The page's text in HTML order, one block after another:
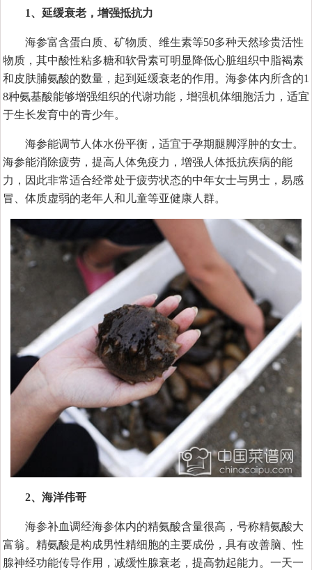
1、延缓衰老，增强抵抗力
海参富含蛋白质、矿物质、维生素等50多种天然珍贵活性
物质，其中酸性粘多糖和软骨素可明显降低心脏组织中脂褐素
和皮肤脯氨酸的数量，起到延缓衰老的作用。海参体内所含的1
8种氨基酸能够增强组织的代谢功能，增强机体细胞活力，适宜
于生长发育中的青少年。
海参能调节人体水份平衡，适宜于孕期腿脚浮肿的女士。
海参能消除疲劳，提高人体免疫力，增强人体抵抗疾病的能
力，因此非常适合经常处于疲劳状态的中年女士与男士，易感
冒、体质虚弱的老年人和儿童等亚健康人群。
2、海洋伟哥
海参补血调经海参体内的精氨酸含量很高，号称精氨酸大
富翁。精氨酸是构成男性精细胞的主要成份，具有改善脑、性
腺神经功能传导作用，减缓性腺衰老，提高勃起能力。一天一